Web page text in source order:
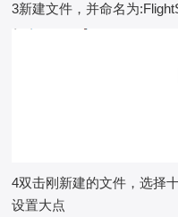
3新建文件，并命名为
4双击刚新建的文件，选择
设置大点